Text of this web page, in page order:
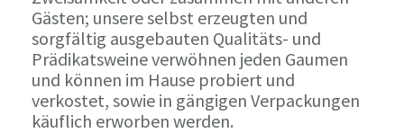
Gästen; unsere selbst erzeugten und
sorgfältig ausgebauten Qualitäts- und
Prädikatsweine verwöhnen jeden Gaumen
und können im Hause probiert und
verkostet, sowie in gängigen Verpackungen
käuflich erworben werden.